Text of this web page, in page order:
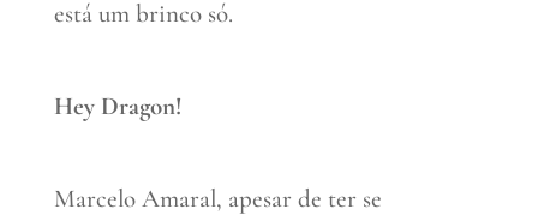
está um brinco só.
Hey Dragon!
Marcelo Amaral, apesar de ter se